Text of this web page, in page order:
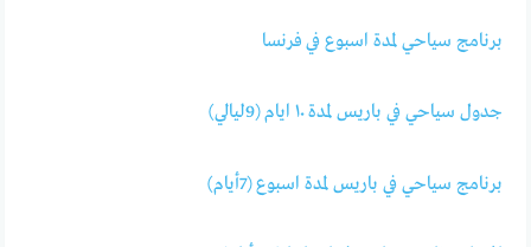
برنامج سياحي لمدة اسبوع في فرنسا
جدول سياحي في باريس لمدة ١٠ ايام (9ليالي)
برنامج سياحي في باريس لمدة اسبوع (7أيام)